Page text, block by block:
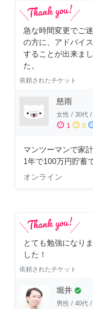
急な時間変更でご
の方に、アドバイ
することが出来ま
た。
依頼されたチケット
慈雨
女性 / 30代 /
sentiment_satisfied 1 sentiment_neutral 0
マンツーマンで家
1年で100万円貯蓄
オンライン
とても勉強になり
した！
依頼されたチケット
堀井 check_circle
男性 / 40代 /